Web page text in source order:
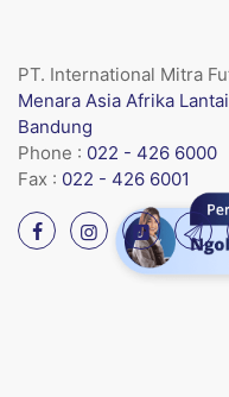
PT. International Mitra
Menara Asia Afrika
Bandung
Phone : 022 - 426 6000
Fax : 022 - 426 6001